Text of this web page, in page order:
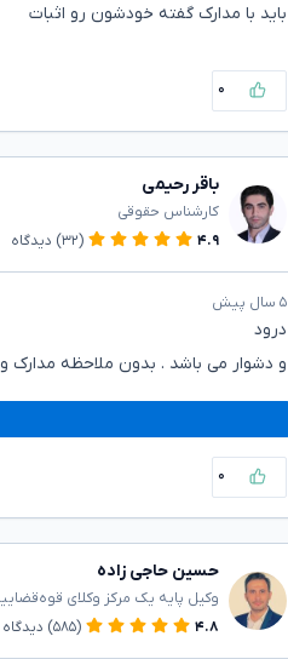
باید با مدارک گفته خودشون رو اثبات
۰
باقر رحیمی
کارشناس حقوقی
۴.۹
(۳۲) دیدگاه
۵ سال پیش
درود
و دشوار می باشد . بدون ملاحظه
۰
حسین حاجی زاده
وکیل پایه یک مرکز وکلای
۴.۸
(۵۸۵) دیدگاه